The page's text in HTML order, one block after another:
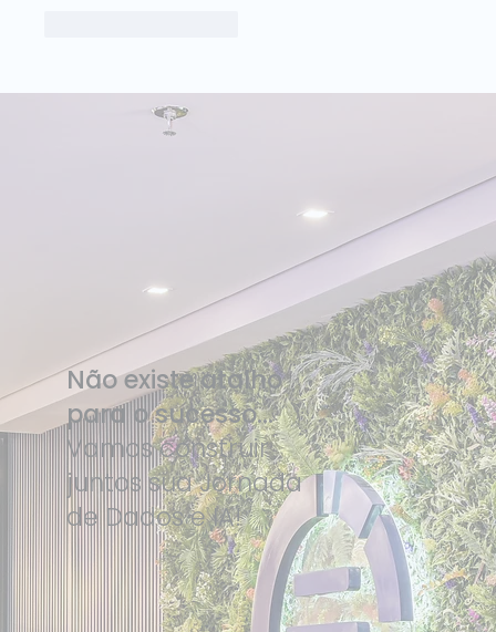
Não existe atalho
para o sucesso...
Vamos construir
juntos sua Jornada
de Dados e IA!